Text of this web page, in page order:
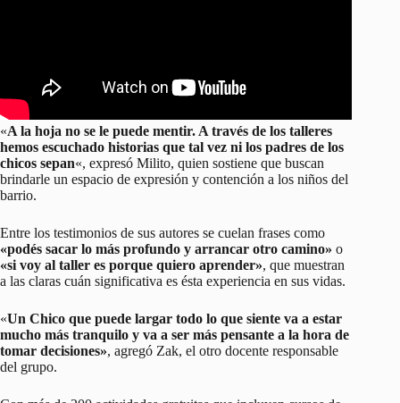
«A la hoja no se le puede mentir. A través de los talleres
hemos escuchado historias que tal vez ni los padres de los
chicos sepan«, expresó Milito, quien sostiene que buscan
brindarle un espacio de expresión y contención a los niños del
barrio.
Entre los testimonios de sus autores se cuelan frases como
«podés sacar lo más profundo y arrancar otro camino» o
«si voy al taller es porque quiero aprender», que muestran
a las claras cuán significativa es ésta experiencia en sus vidas.
«Un Chico que puede largar todo lo que siente va a estar
mucho más tranquilo y va a ser más pensante a la hora de
tomar decisiones», agregó Zak, el otro docente responsable
del grupo.